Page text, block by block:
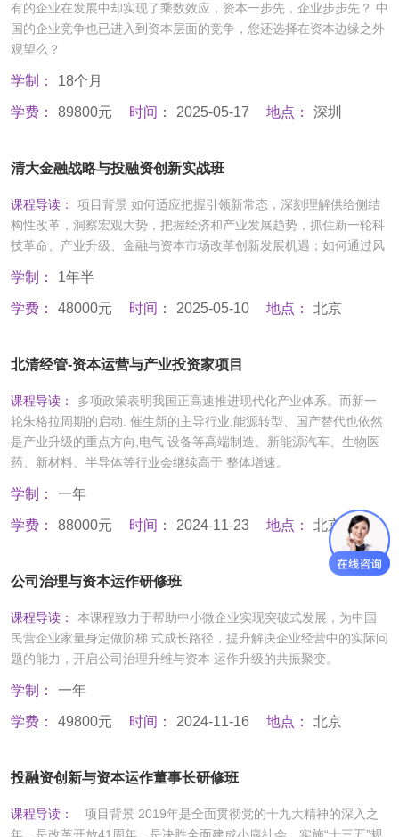
有的企业在发展中却实现了乘数效应，资本一步先，企业步步先？ 中
国的企业竞争也已进入到资本层面的竞争，您还选择在资本边缘之外
观望么？
学制： 18个月
学费： 89800元 时间： 2025-05-17 地点： 深圳
清大金融战略与投融资创新实战班
课程导读：
项目背景 如何适应把握引领新常态，深刻理解供给侧结
构性改革，洞察宏观大势，把握经济和产业发展趋势，抓住新一轮科
技革命、产业升级、金融与资本市场改革创新发展机遇；如何通过风
学制： 1年半
学费： 48000元 时间： 2025-05-10 地点： 北京
北清经管-资本运营与产业投资家项目
课程导读：
多项政策表明我国正高速推进现代化产业体系。而新一
轮朱格拉周期的启动. 催生新的主导行业,能源转型、国产替代也依然
是产业升级的重点方向,电气 设备等高端制造、新能源汽车、生物医
药、新材料、半导体等行业会继续高于 整体增速。
学制： 一年
学费： 88000元 时间： 2024-11-23 地点： 北京
公司治理与资本运作研修班
课程导读：
本课程致力于帮助中小微企业实现突破式发展，为中国
民营企业家量身定做阶梯 式成长路径，提升解决企业经营中的实际问
题的能力，开启公司治理升维与资本 运作升级的共振聚变。
学制： 一年
学费： 49800元 时间： 2024-11-16 地点： 北京
投融资创新与资本运作董事长研修班
课程导读：
项目背景 2019年是全面贯彻党的十九大精神的深入之